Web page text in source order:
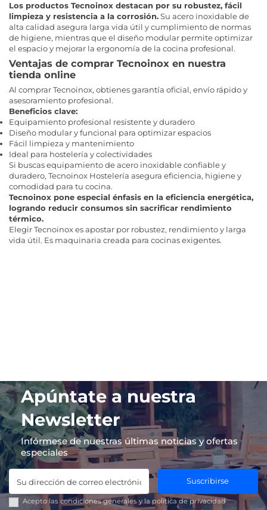
Los productos Tecnoinox destacan por su robustez, fácil
limpieza y resistencia a la corrosión.Su acero inoxidable de
alta calidad asegura larga vida útil y cumplimiento de normas
de higiene, mientras que el diseño modular permite optimizar
el espacio y mejorar la ergonomía de la cocina profesional.
Ventajas de comprar Tecnoinox en nuestra
tienda online
Al comprar Tecnoinox, obtienes garantía oficial, envío rápido y
asesoramiento profesional.
Beneficios clave:
Equipamiento profesional resistente y duradero
Diseño modular y funcional para optimizar espacios
Fácil limpieza y mantenimiento
Ideal para hostelería y colectividades
Si buscas equipamiento de acero inoxidable confiable y
duradero, Tecnoinox Hostelería asegura eficiencia, higiene y
comodidad para tu cocina.
Tecnoinox pone especial énfasis en la eficiencia energética,
logrando reducir consumos sin sacrificar rendimiento
térmico.
Elegir Tecnoinox es apostar por robustez, rendimiento y larga
vida útil. Es maquinaria creada para cocinas exigentes.
Apúntate a nuestra
Newsletter
Infórmese de nuestras últimas noticias y ofertas
especiales
Suscribirse
Acepto las condiciones generales y lapolítica de privacidad